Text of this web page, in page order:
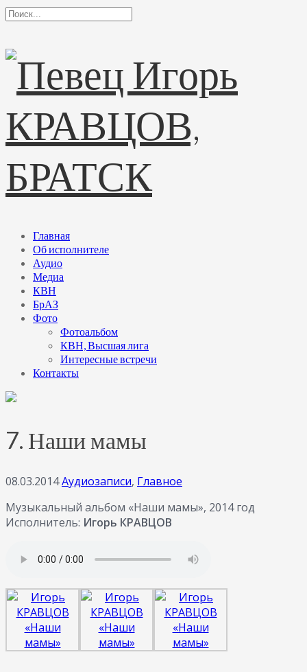
Главная
Об исполнителе
Аудио
Медиа
КВН
БрАЗ
Фото
Фотоальбом
КВН, Высшая лига
Интересные встречи
Контакты
7. Наши мамы
08.03.2014Аудиозаписи, Главное
Музыкальный альбом «Наши мамы», 2014 год
Исполнитель: Игорь КРАВЦОВ